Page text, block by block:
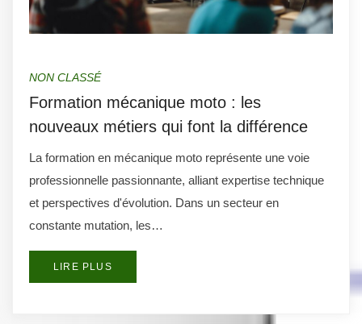
NON CLASSÉ
Formation mécanique moto : les
nouveaux métiers qui font la différence
La formation en mécanique moto représente une voie
professionnelle passionnante, alliant expertise technique
et perspectives d'évolution. Dans un secteur en
constante mutation, les…
LIRE PLUS